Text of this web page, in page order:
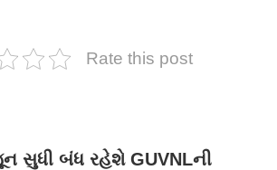
Rate this post
સુધી બંધ રહેશે GUVNLની